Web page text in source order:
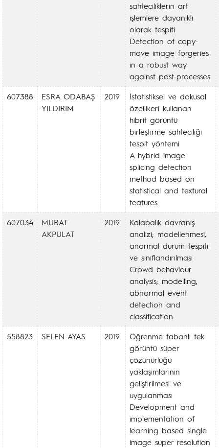
sahteciliklerin art
işlemlere dayanıklı
olarak tespiti
Detection of copy-
move image forgeries
in a robust way
against post-processes
607388
ESRA ODABAŞ
YILDIRIM
2019
İstatistiksel ve dokusal
özellikeri kullanan
hibrit görüntü
birleştirme sahteciliği
tespit yöntemi
A hybrid image
splicing detection
method based on
statistical and textural
features
607034
MURAT
AKPULAT
2019
Kalabalık davranış
analizi; modellenmesi,
anormal durum tespiti
ve sınıflandırılması
Crowd behaviour
analysis; modelling,
abnormal event
detection and
classification
558823
SELEN AYAS 2019
Öğrenme tabanlı tek
görüntü süper
çözünürlüğü
yaklaşımlarının
geliştirilmesi ve
uygulanması
Development and
implementation of
learning based single
image super resolution